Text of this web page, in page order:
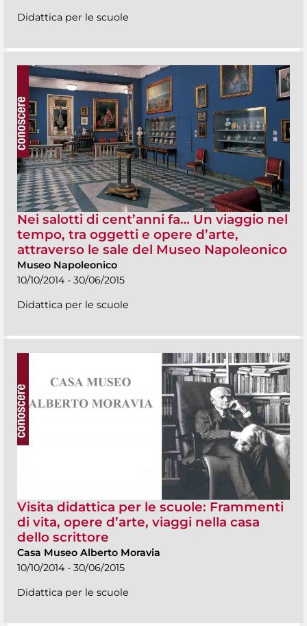
Didattica per le scuole
Nei salotti di cent’anni fa… Un viaggio nel
tempo, tra oggetti e opere d’arte,
attraverso le sale del Museo Napoleonico
Museo Napoleonico
10/10/2014 - 30/06/2015
Didattica per le scuole
Visita didattica per le scuole: Frammenti
di vita, opere d’arte, viaggi nella casa
dello scrittore
Casa Museo Alberto Moravia
10/10/2014 - 30/06/2015
Didattica per le scuole